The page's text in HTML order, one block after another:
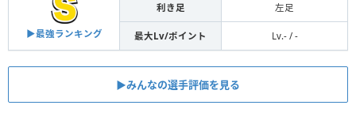
▶︎最強ランキング
利き足 左足
最大Lv/ポイント Lv.- / -
▶︎みんなの選手評価を見る